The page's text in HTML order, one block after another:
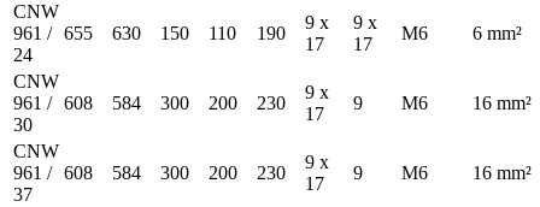
CNW
961 /
24
655 630 150 110 190
9 x
17
9 x
17
M6 6 mm²
CNW
961 /
30
608 584 300 200 230
9 x
17
9 M6 16 mm²
CNW
961 /
37
608 584 300 200 230
9 x
17
9 M6 16 mm²